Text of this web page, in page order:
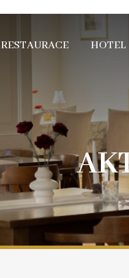
RESTAURACE HOTEL